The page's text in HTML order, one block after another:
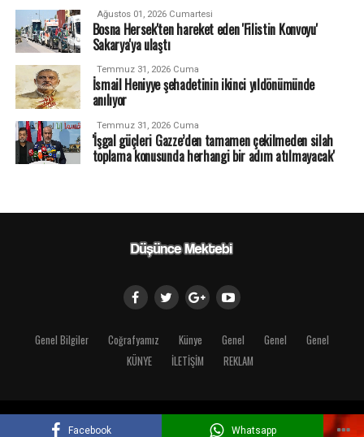
Facebook Whatsapp
Ağustos 01, 2026 Cumartesi
Bosna Hersek'ten hareket eden 'Filistin Konvoyu'
Sakarya'ya ulaştı
Temmuz 31, 2026 Cuma
İsmail Heniyye şehadetinin ikinci yıldönümünde
anılıyor
Temmuz 31, 2026 Cuma
'İşgal güçleri Gazze’den tamamen çekilmeden silah
toplama konusunda herhangi bir adım atılmayacak'
Genel Bilgiler Coğrafyamız Künye Genel Genel
Genel
KÜNYE
İLETİŞİM REKLAM
Copyright © 2018 Düşünce Mektebi